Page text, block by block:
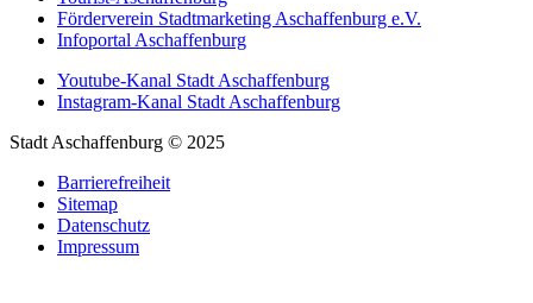
Förderverein Stadtmarketing Aschaffenburg e.V.
Infoportal Aschaffenburg
Youtube-Kanal Stadt Aschaffenburg
Instagram-Kanal Stadt Aschaffenburg
Stadt Aschaffenburg © 2025
Barrierefreiheit
Sitemap
Datenschutz
Impressum